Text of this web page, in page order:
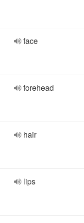
face
forehead
hair
lips